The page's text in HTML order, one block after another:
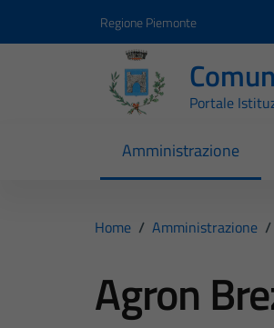
Regione Piemonte
Portale
Amministrazione
Home / Amministrazione /
Agron